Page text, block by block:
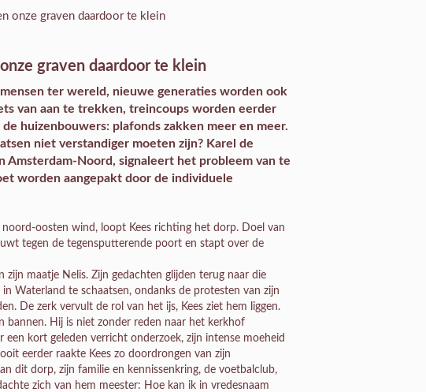
onze graven daardoor te klein
graven daardoor te klein
ter wereld, nieuwe generaties worden ook
van aan te trekken, treincoups worden eerder
huizenbouwers: plafonds zakken meer en meer.
niet verstandiger moeten zijn? Karel de
Amsterdam-Noord, signaleert het probleem van te
worden aangepakt door de individuele
oosten wind, loopt Kees richting het dorp. Doel van
tegen de tegensputterende poort en stapt over de
zijn maatje Nelis. Zijn gedachten glijden terug naar die
Waterland te schaatsen, ondanks de protesten van zijn
De zerk vervult de rol van het ijs, Kees ziet hem liggen.
bannen. Hij is niet zonder reden naar het kerkhof
kort geleden verricht onderzoek, zijn intense moeheid
eerder raakte Kees zo doordrongen van zijn
dit dorp, zijn familie en kennissenkring, de voetbalclub,
zich van hem meester: Hoe kan ik in vredesnaam